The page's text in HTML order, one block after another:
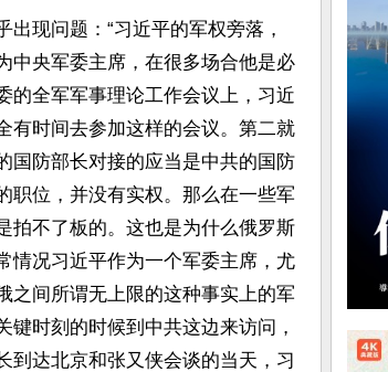
现问题：“习近平的军权旁落，
中央军委主席，在很多场合他是必
的全军军事理论工作会议上，习近
有时间去参加这样的会议。第二就
国防部长对接的应当是中共的国防
职位，并没有实权。那么在一些军
拍不了板的。这也是为什么俄罗斯
情况习近平作为一个军委主席，尤
之间所谓无上限的这种事实上的军
时刻的时候到中共这边来访问，
到达北京和张又侠会谈的当天，习